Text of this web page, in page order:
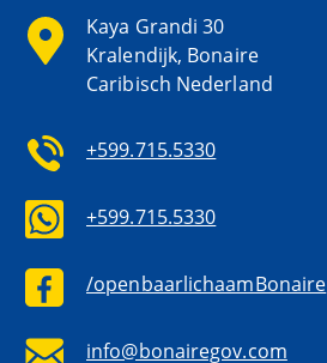
Kaya Grandi 30
Kralendijk, Bonaire
Caribisch Nederland
+599.715.5330
+599.715.5330
/openbaarlichaamBonaire
info@bonairegov.com